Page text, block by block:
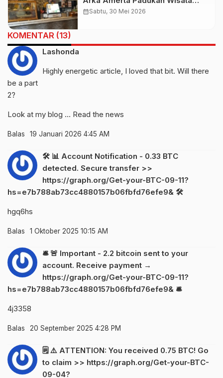
Sejarah dan Budaya Ngopi
calendar_monthSabtu, 30 Mei 2026
KOMENTAR (13)
Lashonda
Highly energetic article, I loved that bit. Will there
be a part
2?
Look at my blog … Read the news
Balas 19 Januari 2026 4:45 AM
🛠 📊 Account Notification - 0.33 BTC
detected. Secure transfer >>
https://graph.org/Get-your-BTC-09-11?
hs=e7b788ab73cc4880157b06fbfd76efe9& 🛠
hgq6hs
Balas 1 Oktober 2025 10:15 AM
🛎 🚨 Important - 2.2 bitcoin sent to your
account. Receive payment →
https://graph.org/Get-your-BTC-09-11?
hs=e7b788ab73cc4880157b06fbfd76efe9& 🛎
4j3358
Balas 20 September 2025 4:28 PM
🗒 ⚠️ ATTENTION: You received 0.75 BTC! Go
to claim >> https://graph.org/Get-your-BTC-
09-04?